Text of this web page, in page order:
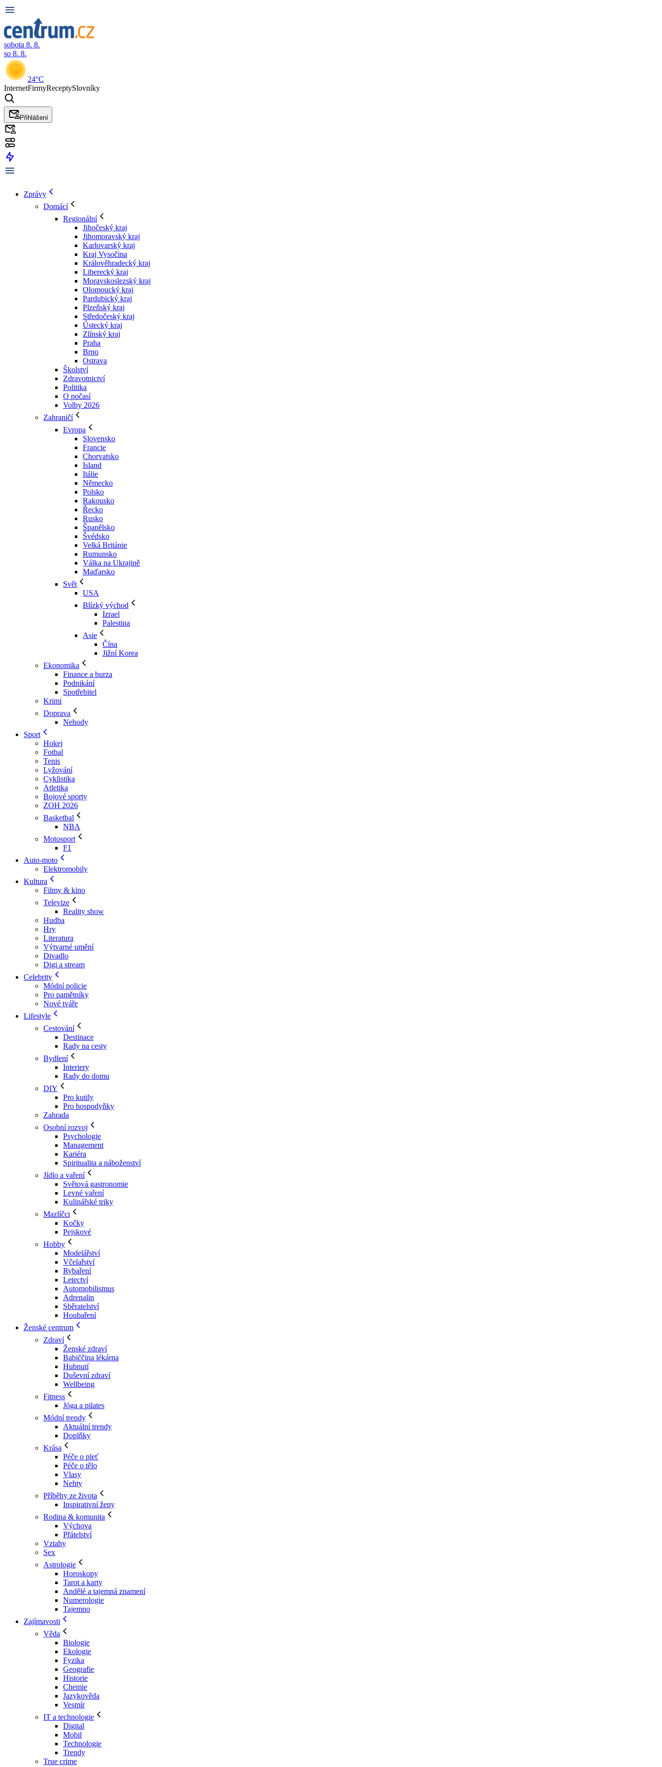
sobota 8. 8.
so 8. 8.
24°C
InternetFirmyReceptySlovníky
Přihlášení
Zprávy
Domácí
Regionální
Jihočeský kraj
Jihomoravský kraj
Karlovarský kraj
Kraj Vysočina
Králověhradecký kraj
Liberecký kraj
Moravskoslezský kraj
Olomoucký kraj
Pardubický kraj
Plzeňský kraj
Středočeský kraj
Ústecký kraj
Zlínský kraj
Praha
Brno
Ostrava
Školství
Zdravotnictví
Politika
O počasí
Volby 2026
Zahraničí
Evropa
Slovensko
Francie
Chorvatsko
Island
Itálie
Německo
Polsko
Rakousko
Řecko
Rusko
Španělsko
Švédsko
Velká Británie
Rumunsko
Válka na Ukrajině
Maďarsko
Svět
USA
Blízký východ
Izrael
Palestina
Asie
Čína
Jižní Korea
Ekonomika
Finance a burza
Podnikání
Spotřebitel
Krimi
Doprava
Nehody
Sport
Hokej
Fotbal
Tenis
Lyžování
Cyklistika
Atletika
Bojové sporty
ZOH 2026
Basketbal
NBA
Motosport
F1
Auto-moto
Elektromobily
Kultura
Filmy & kino
Televize
Reality show
Hudba
Hry
Literatura
Výtvarné umění
Divadlo
Digi a stream
Celebrity
Módní policie
Pro pamětníky
Nové tváře
Lifestyle
Cestování
Destinace
Rady na cesty
Bydlení
Interiery
Rady do domu
DIY
Pro kutily
Pro hospodyňky
Zahrada
Osobní rozvoj
Psychologie
Management
Kariéra
Spiritualita a náboženství
Jídlo a vaření
Světová gastronomie
Levné vaření
Kulinářské triky
Mazlíčci
Kočky
Pejskové
Hobby
Modelářství
Včelařství
Rybaření
Letectví
Automobilismus
Adrenalin
Sběratelství
Houbaření
Ženské centrum
Zdraví
Ženské zdraví
Babiččina lékárna
Hubnutí
Duševní zdraví
Wellbeing
Fitness
Jóga a pilates
Módní trendy
Aktuální trendy
Doplňky
Krása
Péče o pleť
Péče o tělo
Vlasy
Nehty
Příběhy ze života
Inspirativní ženy
Rodina & komunita
Výchova
Přátelství
Vztahy
Sex
Astrologie
Horoskopy
Tarot a karty
Andělé a tajemná znamení
Numerologie
Tajemno
Zajímavosti
Věda
Biologie
Ekologie
Fyzika
Geografie
Historie
Chemie
Jazykověda
Vesmír
IT a technologie
Digital
Mobil
Technologie
Trendy
True crime